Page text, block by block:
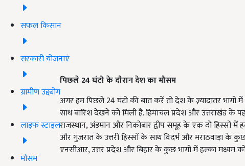
सफल किसान
सरकारी योजनाएं
ग्रामीण उद्द्योग
लाइफ स्टाइल
मौसम
पिछले 24 घंटो के दौरान देश का मौसम
अगर हम पिछले 24 घंटो की बात करें तो देश के ज़्यादातर भागों
साथ बारिश देखने को मिली है. हिमाचल प्रदेश और उत्तराखंड के
राजस्थान, अंडमान और निकोबार द्वीप समूह के एक दो हिस्सों में
और गुजरात के उत्तरी हिस्सों के साथ विदर्भ और मराठवाड़ा के
एनसीआर,उत्तर प्रदेश और बिहार के कुछ भागों में हल्कामध्यम